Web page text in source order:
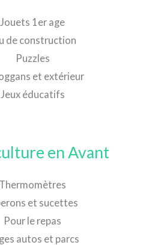
Jouets 1er age
de construction
Puzzles
et extérieur
Jeux éducatifs
en Avant
Thermomètres
et sucettes
Pour le repas
autos et parcs